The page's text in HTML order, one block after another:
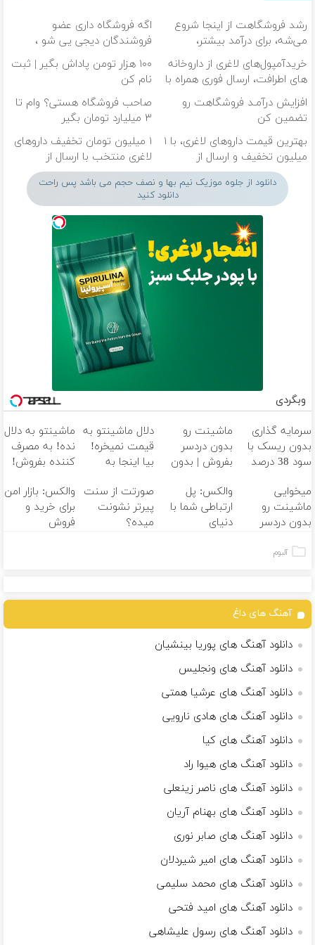
رشد فروشگاهت از اینجا شروع
می‌شه، برای درآمد بیشتر،
آماده‌ای؟
اگه فروشگاه داری عضو
فروشندگان دیجی پی شو ،
فروش رو بالا ببر
خریدآمپول‌های لاغری از داروخانه
های اطرافت، ارسال فوری همراه با
پک یخ!
۱۰۰ هزار تومن پاداش بگیر | ثبت
نام کن
افزایش درآمـد فروشگاهت رو
تضمین کن
صاحب فروشگاه هستی؟ وام تا
۳ میلیارد تومان بگیر
بهترین قیمت داروهای لاغری، با ۱
میلیون تخفیف و ارسال از
داروخانه‌
۱ میلیون تومان تخفیف داروهای
لاغری منتخب با ارسال از
داروخانه نزدیکت
دانلود از جلوه موزیک نیم بها و نصف حجم می باشد پس راحت
دانلود کنید
وبگردی
سرمایه گذاری
بدون ریسک با
سود 38 درصد
ماشینت رو
بدون دردسر
بفروش | بدون
دلال ماشینتو به
قیمت نمیخره!
بیا اینجا به
بفروش*فقط
خریدار واقعی*
ماشینتو به دلال
نده! به مصرف
کننده بفروش!
یک تماس
میخوایی
ماشینت رو
بدون دردسر
کمیسیون
والکس: پل
ارتباطی شما با
دنیای
صورتت از سنت
پیرتر نشونت
میده؟
والکس: بازار امن
برای خرید و
فروش
آلبوم
آهنگ های داغ
دانلود آهنگ های پوریا بینشیان
دانلود آهنگ های ونجلیس
دانلود آهنگ های عرشیا همتی
دانلود آهنگ های هادی نارویی
دانلود آهنگ های کیا
دانلود آهنگ های هیوا راد
دانلود آهنگ های ناصر زینعلی
دانلود آهنگ های بهنام آریان
دانلود آهنگ های صابر نوری
دانلود آهنگ های امیر شیردلان
دانلود آهنگ های محمد سلیمی
دانلود آهنگ های امید فتحی
دانلود آهنگ های رسول علیشاهی